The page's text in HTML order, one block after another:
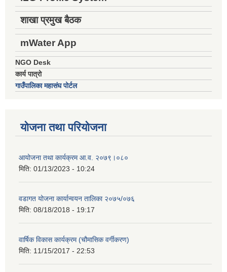
शाखा प्रमुख बैठक
mWater App
NGO Desk
कार्य पात्रो
गाउँपालिका महासंघ पोर्टल
योजना तथा परियोजना
आयोजना तथा कार्यक्रम आ.व. २०७९।०८०
मिति: 01/13/2023 - 10:24
वडागत योजना कार्यान्वयन तालिका २०७५/०७६
मिति: 08/18/2018 - 19:17
वार्षिक विकास कार्यक्रम (चौमासिक वर्गीकरण)
मिति: 11/15/2017 - 22:53